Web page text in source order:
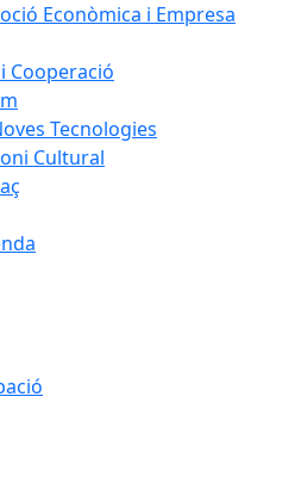
Econòmica i Empresa
Cooperació
Tecnologies
Cultural